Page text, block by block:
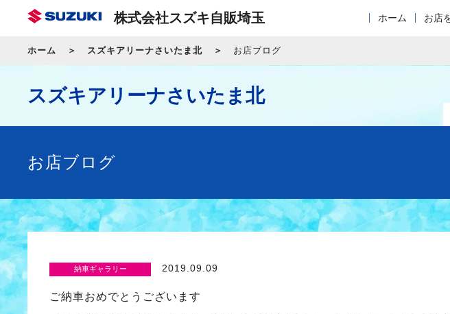
株式会社スズキ自販埼玉 ホーム お店
ホーム スズキアリーナさいたま北 お店ブログ
スズキアリーナさいたま北
お店ブログ
納車ギャラリー 2019.09.09
ご納車おめでとうございます